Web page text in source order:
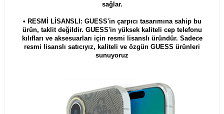
sağlar.
• RESMİ LİSANSLI: GUESS'in çarpıcı tasarımına sahip bu
ürün, taklit değildir. GUESS'in yüksek kaliteli cep telefonu
kılıfları ve aksesuarları için resmi lisanslı üründür. Sadece
resmi lisanslı satıcıyız, kaliteli ve özgün GUESS ürünleri
sunuyoruz